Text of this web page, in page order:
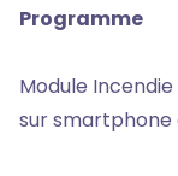
Programme
Module
sur